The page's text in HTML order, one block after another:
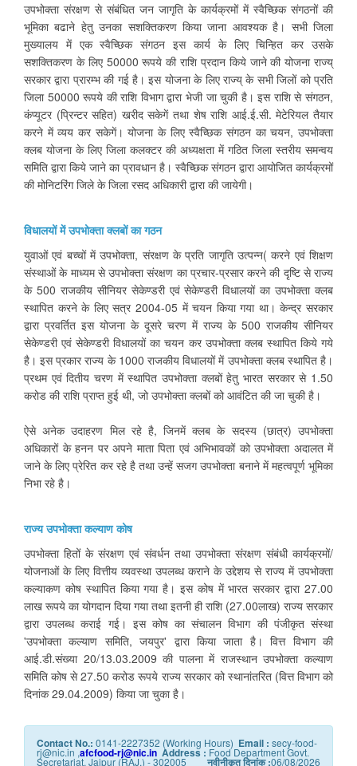
उपभोक्ता संरक्षण से संबंधित जन जागृति के कार्यक्रमों में स्वैच्छिक संगठनों की
भूमिका बढाने हेतु उनका सशक्तिकरण किया जाना आवश्यक है। सभी जिला
मुख्यालय में एक स्वैच्छिक संगठन इस कार्य के लिए चिन्हित कर उसके
सशक्तिकरण के लिए 50000 रूपये की राशि प्रदान किये जाने की योजना राज्य्
सरकार द्वारा प्रारम्भ की गई है। इस योजना के लिए राज्य् के सभी जिलों को प्रति
जिला 50000 रूपये की राशि विभाग द्वारा भेजी जा चुकी है। इस राशि से संगठन,
कंप्यूटर (प्रिन्टर सहित) खरीद सकेगें तथा शेष राशि आई.ई.सी. मेटेरियल तैयार
करने में व्यय कर सकेगें। योजना के लिए स्वैच्छिक संगठन का चयन, उपभोक्ता
क्लब योजना के लिए जिला कलक्टर की अध्यक्षता में गठित जिला स्तरीय समन्वय
समिति द्वारा किये जाने का प्रावधान है। स्वैच्छिक संगठन द्वारा आयोजित कार्यक्रमों
की मोनिटरिंग जिले के जिला रसद अधिकारी द्वारा की जायेगी।
विधालयों में उपभोक्ता क्लबों का गठन
युवाओं एवं बच्चों में उपभोक्ता, संरक्षण के प्रति जागृति उत्पन्न( करने एवं शिक्षण
संस्था‍ओं के माध्यम से उपभोक्ता संरक्षण का प्रचार-प्रसार करने की दृष्टि से राज्य
के 500 राजकीय सीनियर सेकेण्डरी एवं सेकेण्डरी विधालयों का उपभोक्ता क्लब
स्थापित करने के लिए सत्र 2004-05 में चयन किया गया था। केन्द्र सरकार
द्वारा प्रवर्तित इस योजना के दूसरे चरण में राज्य के 500 राजकीय सीनियर
सेकेण्डरी एवं सेकेण्डरी विधालयों का चयन कर उपभोक्ता क्लब स्थापित किये गये
है। इस प्रकार राज्य के 1000 राजकीय विधालयों में उपभोक्ता क्लब स्थापित है।
प्रथम एवं दितीय चरण में स्थापित उपभोक्ता क्लबों हेतु भारत सरकार से 1.50
करोड की राशि प्राप्त हुई थी, जो उपभोक्ता क्लबों को आवंटित की जा चुकी है।
ऐसे अनेक उदाहरण मिल रहे है, जिनमें क्लब के सदस्य (छात्र) उपभोक्ता
अधिकारों के हनन पर अपने माता पिता एवं अभिभावकों को उपभोक्ता अदालत में
जाने के लिए प्रेरित कर रहे है तथा उन्हें सजग उपभोक्ता बनाने में महत्वपूर्ण भूमिका
निभा रहे है।
राज्य उपभोक्ता कल्याण कोष
उपभोक्ता हितों के संरक्षण एवं संवर्धन तथा उपभोक्ता संरक्षण संबंधी कार्यक्रमों/
योजनाओं के लिए वित्तीय व्यवस्था उपलब्ध कराने के उद्देशय से राज्य में उपभोक्ता
कल्याकण कोष स्थापित किया गया है। इस कोष में भारत सरकार द्वारा 27.00
लाख रूपये का योगदान दिया गया तथा इतनी ही राशि (27.00लाख) राज्य सरकार
द्वारा उपलब्ध कराई गई। इस कोष का संचालन विभाग की पंजीकृत संस्था
'उपभोक्ता कल्याण समिति, जयपुर' द्वारा किया जाता है। वित्त विभाग की
आई.डी.संख्या 20/13.03.2009 की पालना में राजस्थान उपभोक्ता कल्याण
समिति कोष से 27.50 करोड रूपये राज्य‍ सरकार को स्थानांतरित (वित्त विभाग को
दिनांक 29.04.2009) किया जा चुका है।
Contact No.: 0141-2227352 (Working Hours) Email : secy-food-
rj@nic.in ,afcfood-rj@nic.in Address : Food Department Govt.
Secretariat, Jaipur (RAJ.) - 302005 नवीनीकृत दिनांक :06/08/2026